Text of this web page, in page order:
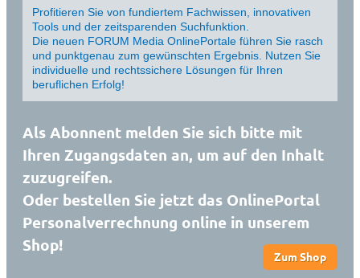
Profitieren Sie von fundiertem Fachwissen, innovativen
Tools und der zeitsparenden Suchfunktion.
Die neuen FORUM Media OnlinePortale führen Sie rasch
und punktgenau zum gewünschten Ergebnis. Nutzen Sie
individuelle und rechtssichere Lösungen für Ihren
beruflichen Erfolg!
Als Abonnent melden Sie sich bitte mit
Ihren Zugangsdaten an, um auf den Inhalt
zuzugreifen.
Oder bestellen Sie jetzt das OnlinePortal
Personalverrechnung online in unserem
Shop!
Zum Shop